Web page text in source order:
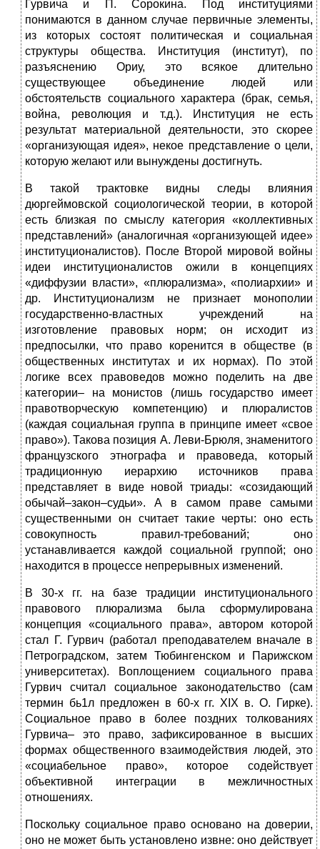
Гурвича и П. Сорокина. Под институциями
понимаются в данном случае первичные элементы,
из которых состоят политическая и социальная
структуры общества. Институция (институт), по
разъяснению Ориу, это всякое длительно
существующее объединение людей или
обстоятельств социального характера (брак, семья,
война, революция и т.д.). Институция не есть
результат материальной деятельности, это скорее
«организующая идея», некое представление о цели,
которую желают или вынуждены достигнуть.
В такой трактовке видны следы влияния
дюргеймовской социологической теории, в которой
есть близкая по смыслу категория «коллективных
представлений» (аналогичная «организующей идее»
институционалистов). После Второй мировой войны
идеи институционалистов ожили в концепциях
«диффузии власти», «плюрализма», «полиархии» и
др. Институционализм не признает монополии
государственно-властных учреждений на
изготовление правовых норм; он исходит из
предпосылки, что право коренится в обществе (в
общественных институтах и их нормах). По этой
логике всех правоведов можно поделить на две
категории– на монистов (лишь государство имеет
правотворческую компетенцию) и плюралистов
(каждая социальная группа в принципе имеет «свое
право»). Такова позиция А. Леви-Брюля, знаменитого
французского этнографа и правоведа, который
традиционную иерархию источников права
представляет в виде новой триады: «созидающий
обычай–закон–судьи». А в самом праве самыми
существенными он считает такие черты: оно есть
совокупность правил-требований; оно
устанавливается каждой социальной группой; оно
находится в процессе непрерывных изменений.
В 30-х гг. на базе традиции институционального
правового плюрализма была сформулирована
концепция «социального права», автором которой
стал Г. Гурвич (работал преподавателем вначале в
Петроградском, затем Тюбингенском и Парижском
университетах). Воплощением социального права
Гурвич считал социальное законодательство (сам
термин бь1л предложен в 60-х гг. XIX в. О. Гирке).
Социальное право в более поздних толкованиях
Гурвича– это право, зафиксированное в высших
формах общественного взаимодействия людей, это
«социабельное право», которое содействует
объективной интеграции в межличностных
отношениях.
Поскольку социальное право основано на доверии,
оно не может быть установлено извне: оно действует